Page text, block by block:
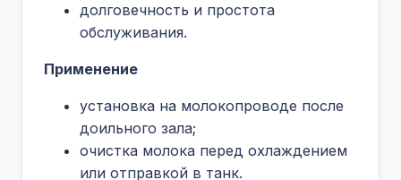
долговечность и простота
обслуживания.
Применение
установка на молокопроводе после
доильного зала;
очистка молока перед охлаждением
или отправкой в танк.